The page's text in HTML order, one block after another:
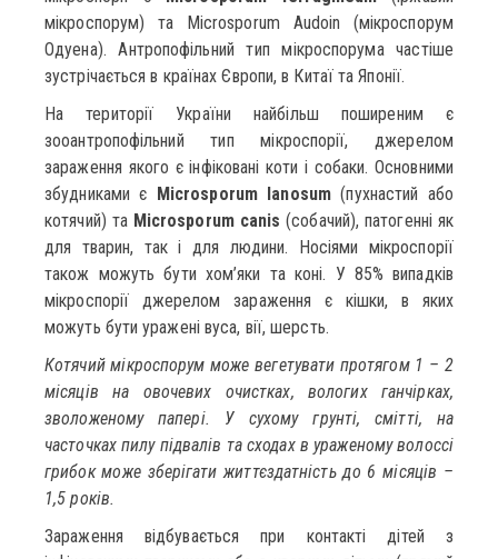
мікроспорум) та Мicrosporum Audoin (мікроспорум
Одуена). Антропофільний тип мікроспорума частіше
зустрічається в країнах Європи, в Китаї та Японії.
На території України найбільш поширеним є
зооантропофільний тип мікроспорії, джерелом
зараження якого є інфіковані коти і собаки. Основними
збудниками є Microsporum lanosum(пухнастий або
котячий) та Microsporum canis (собачий), патогенні як
для тварин, так і для людини. Носіями мікроспорії
також можуть бути хом’яки та коні. У 85% випадків
мікроспорії джерелом зараження є кішки, в яких
можуть бути уражені вуса, вії, шерсть.
Котячий мікроспорум може вегетувати протягом 1 – 2
місяців на овочевих очистках, вологих ганчірках,
зволоженому папері. У сухому грунті, смітті, на
часточках пилу підвалів та сходах в ураженому волоссі
грибок може зберігати життєздатність до 6 місяців –
1,5 років.
Зараження відбувається при контакті дітей з